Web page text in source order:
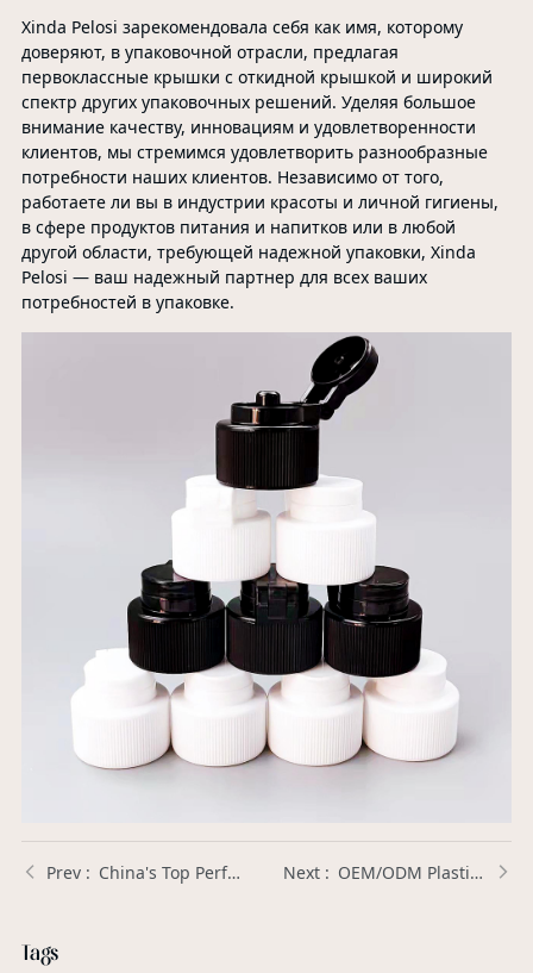
Xinda Pelosi зарекомендовала себя как имя, которому
доверяют, в упаковочной отрасли, предлагая
первоклассные крышки с откидной крышкой и широкий
спектр других упаковочных решений. Уделяя большое
внимание качеству, инновациям и удовлетворенности
клиентов, мы стремимся удовлетворить разнообразные
потребности наших клиентов. Независимо от того,
работаете ли вы в индустрии красоты и личной гигиены,
в сфере продуктов питания и напитков или в любой
другой области, требующей надежной упаковки, Xinda
Pelosi — ваш надежный партнер для всех ваших
потребностей в упаковке.
China's Top Perfume Pump Sprayer Manufacturers: Xinda Pelosi OEM/ODM Plastic Caps Packaging Manufacturers supplier
Tags